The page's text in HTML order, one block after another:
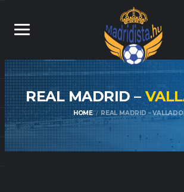
REAL MADRID –
HOME REAL MADRID –